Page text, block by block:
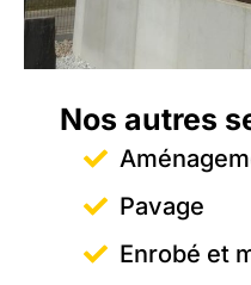
Nos autres
Pavage
Enrobé et